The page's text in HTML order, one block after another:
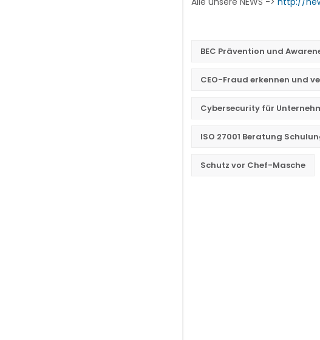
BEC Prävention und
CEO-Fraud erkennen und
Cybersecurity für
ISO 27001 Beratung
Schutz vor Chef-Masche